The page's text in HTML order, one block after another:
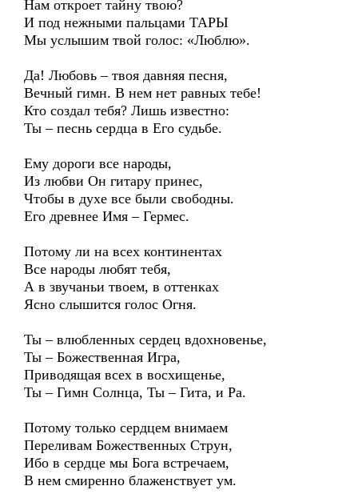
Нам откроет тайну твою?
И под нежными пальцами ТАРЫ
Мы услышим твой голос: «Люблю».
Да! Любовь – твоя давняя песня,
Вечный гимн. В нем нет равных тебе!
Кто создал тебя? Лишь известно:
Ты – песнь сердца в Его судьбе.
Ему дороги все народы,
Из любви Он гитару принес,
Чтобы в духе все были свободны.
Его древнее Имя – Гермес.
Потому ли на всех континентах
Все народы любят тебя,
А в звучаньи твоем, в оттенках
Ясно слышится голос Огня.
Ты – влюбленных сердец вдохновенье,
Ты – Божественная Игра,
Приводящая всех в восхищенье,
Ты – Гимн Солнца, Ты – Гита, и Ра.
Потому только сердцем внимаем
Переливам Божественных Струн,
Ибо в сердце мы Бога встречаем,
В нем смиренно блаженствует ум.